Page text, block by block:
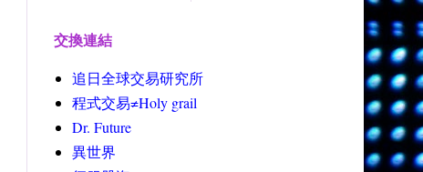
交換連結
追日全球交易研究所
程式交易≠Holy grail
Dr. Future
異世界